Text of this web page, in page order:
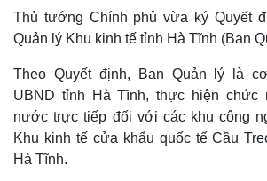
Việc làm
Biển đảo
Thủ tướng Chính phủ vừa ký Quyết
Quản lý Khu kinh tế tỉnh Hà Tĩnh (Ban
Theo Quyết định, Ban Quản lý là
UBND tỉnh Hà Tĩnh, thực hiện chức
nước trực tiếp đối với các khu công
Khu kinh tế cửa khẩu quốc tế Cầu
Hà Tĩnh.